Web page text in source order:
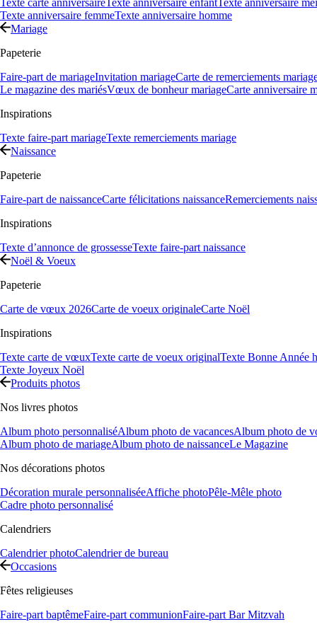
Texte carte anniversaireTexte anniversaire enfantTexte anniversaire
Texte anniversaire femmeTexte anniversaire homme
Mariage
Papeterie
Faire-part de mariageInvitation mariageCarte de remerciements
Le magazine des mariésVœux de bonheur mariageCarte anniversaire
Inspirations
Texte faire-part mariageTexte remerciements mariage
Naissance
Papeterie
Faire-part de naissanceCarte félicitations naissanceRemerciements
Inspirations
Texte d’annonce de grossesseTexte faire-part naissance
Noël & Voeux
Papeterie
Carte de vœux 2026Carte de voeux originaleCarte Noël
Inspirations
Texte carte de vœuxTexte carte de voeux originalTexte Bonne Année
Texte Joyeux Noël
Produits photos
Nos livres photos
Album photo personnaliséAlbum photo de vacancesAlbum photo de
Album photo de mariageAlbum photo de naissanceLe Magazine
Nos décorations photos
Décoration murale personnaliséeAffiche photoPêle-Mêle photo
Cadre photo personnalisé
Calendriers
Calendrier photoCalendrier de bureau
Occasions
Fêtes religieuses
Faire-part baptêmeFaire-part communionFaire-part Bar Mitzvah